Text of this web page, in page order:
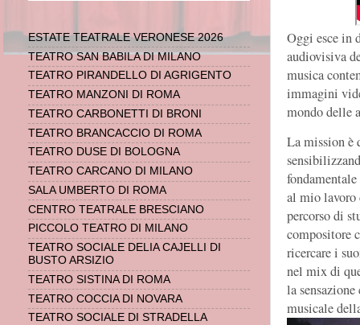
Oggi esce in
audiovisiva
musica
immagini
mondo delle
La mission è
al mio lavoro
percorso di
compositore
ricercare i
nel mix di
la
musicale
ESTATE TEATRALE VERONESE 2026
TEATRO SAN BABILA DI MILANO
TEATRO PIRANDELLO DI AGRIGENTO
TEATRO MANZONI DI ROMA
TEATRO CARBONETTI DI BRONI
TEATRO BRANCACCIO DI ROMA
TEATRO DUSE DI BOLOGNA
TEATRO CARCANO DI MILANO
SALA UMBERTO DI ROMA
CENTRO TEATRALE BRESCIANO
PICCOLO TEATRO DI MILANO
TEATRO SOCIALE DELIA CAJELLI DI
BUSTO ARSIZIO
TEATRO SISTINA DI ROMA
TEATRO COCCIA DI NOVARA
TEATRO SOCIALE DI STRADELLA